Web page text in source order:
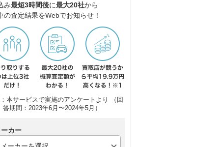
トヨタ ランドクルーザ
ー300
スバル フォレスター
み最短3時間後に最大20社から
の査定結果をWebでお知らせ！
本サービスで実施のアンケートより （回
答期間：2023年6月〜2024年5月）
ーカー